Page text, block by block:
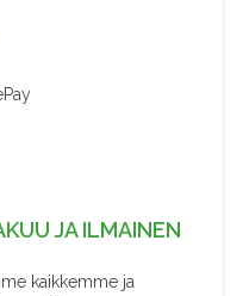
JA ILMAINEN
kaikkemme ja